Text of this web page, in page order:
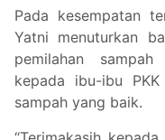
Pada kesempatan
Yatni menuturkan
pemilahan
kepada ibu-ibu
sampah yang baik.